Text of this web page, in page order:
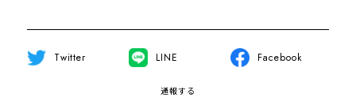
Twitter LINE Facebook
通報する